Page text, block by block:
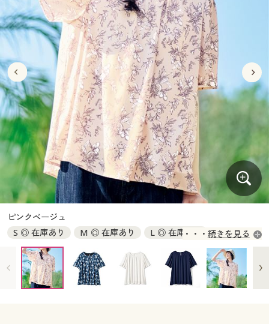
キッチン・雑貨・日用品
家具・収納
寝具・ベッド
カーテン・ラグ・ファブリック
美容・健康通販すべて
美容・健康・サプリメント
制服・スクール
制服・スクールすべて
制服・学生服
ジュニア・ティーンズ下着
大きいサイズ
大きいサイズ通販すべて
大きいサイズ レディース服
大きいサイズ レディース下着
大きいサイズ メンズ
大きいサイズ 事務・制服
バーゲン
バーゲンセール
シークレットセール
詳細検索
商品カテゴリ一覧
カタログ
カタログ・チラシからのご注文
デジタルカタログ
カタログ無料プレゼント
寝具・ベッド
カーテン・ラグ・ファブリック
美容・健康・サプリメント
制服・スクールすべて
制服・学生服
ジュニア・ティーンズ下着
大きいサイズ
大きいサイズ通販すべて
大きいサイズ レディース服
大きいサイズ レディース下着
大きいサイズ メンズ
大きいサイズ 事務・制服
バーゲン
バーゲンセール
シークレットセール
詳細検索
商品カテゴリ一覧
カタログ
カタログ・チラシからのご注文
デジタルカタログ
カタログ無料プレゼント
会員メニュー
ピンクベージュ
S ◎ 在庫あり
M ◎ 在庫あり
L ◎ 在庫あり
LL ○ 在庫わずか
続きを見る